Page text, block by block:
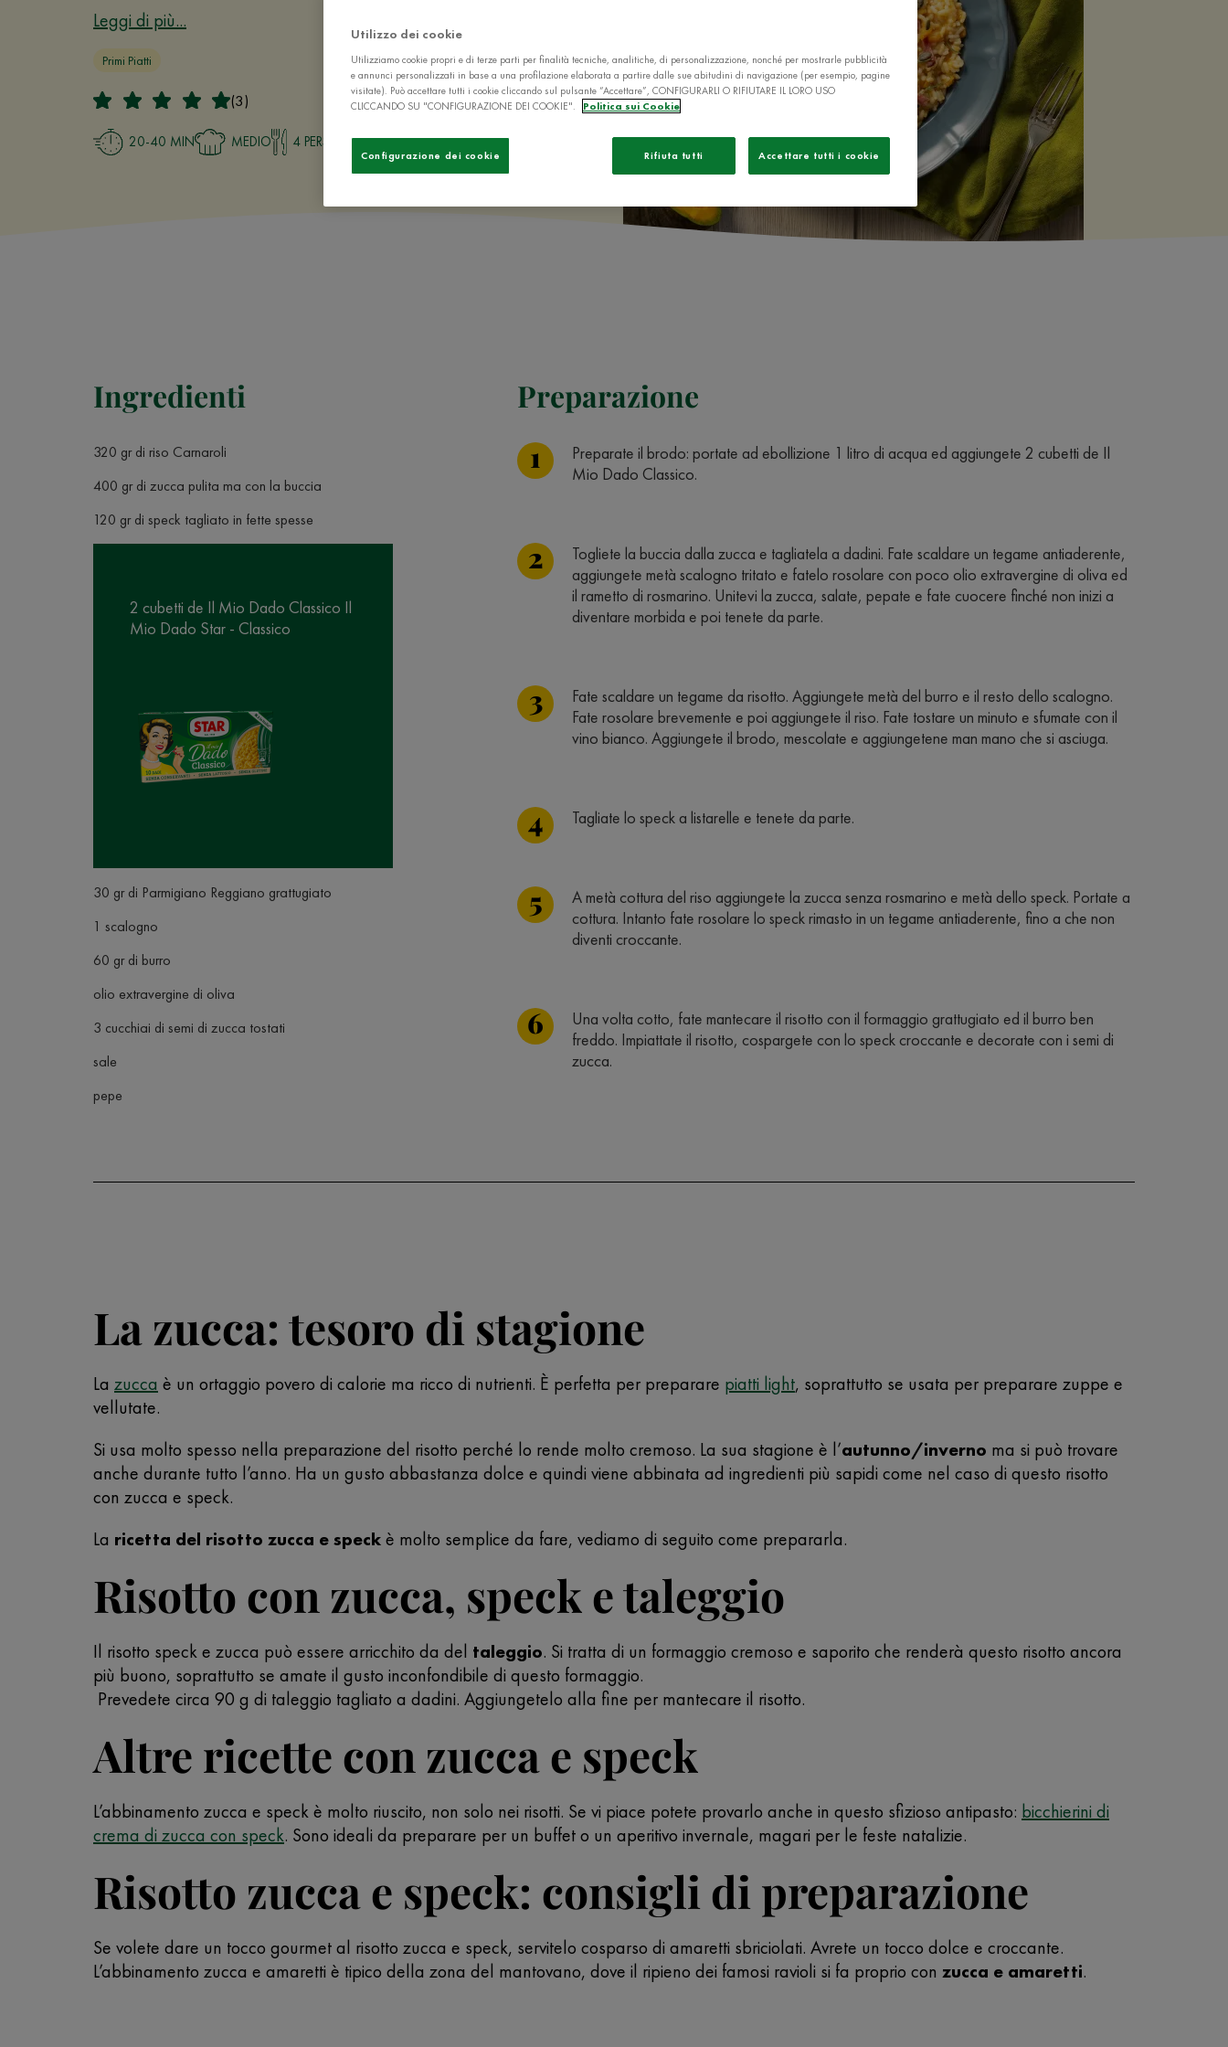
Leggi di più...
Primi Piatti
(3)
20-40 MIN MEDIO 4 PERSONE
Ingredienti
320 gr di riso Carnaroli
400 gr di zucca pulita ma con la buccia
120 gr di speck tagliato in fette spesse
2 cubetti de Il Mio Dado Classico Il
Mio Dado Star - Classico
30 gr di Parmigiano Reggiano grattugiato
1 scalogno
60 gr di burro
olio extravergine di oliva
3 cucchiai di semi di zucca tostati
sale
pepe
Preparazione
Preparate il brodo: portate ad ebollizione 1 litro di acqua ed aggiungete 2 cubetti de Il
Mio Dado Classico.
Togliete la buccia dalla zucca e tagliatela a dadini. Fate scaldare un tegame antiaderente,
aggiungete metà scalogno tritato e fatelo rosolare con poco olio extravergine di oliva ed
il rametto di rosmarino. Unitevi la zucca, salate, pepate e fate cuocere finché non inizi a
diventare morbida e poi tenete da parte.
Fate scaldare un tegame da risotto. Aggiungete metà del burro e il resto dello scalogno.
Fate rosolare brevemente e poi aggiungete il riso. Fate tostare un minuto e sfumate con il
vino bianco. Aggiungete il brodo, mescolate e aggiungetene man mano che si asciuga.
Tagliate lo speck a listarelle e tenete da parte.
A metà cottura del riso aggiungete la zucca senza rosmarino e metà dello speck. Portate a
cottura. Intanto fate rosolare lo speck rimasto in un tegame antiaderente, fino a che non
diventi croccante.
Una volta cotto, fate mantecare il risotto con il formaggio grattugiato ed il burro ben
freddo. Impiattate il risotto, cospargete con lo speck croccante e decorate con i semi di
zucca.
La zucca: tesoro di stagione
La zucca è un ortaggio povero di calorie ma ricco di nutrienti. È perfetta per preparare piatti light, soprattutto se usata per preparare zuppe e
vellutate.
Si usa molto spesso nella preparazione del risotto perché lo rende molto cremoso. La sua stagione è l’autunno/inverno ma si può trovare
anche durante tutto l’anno. Ha un gusto abbastanza dolce e quindi viene abbinata ad ingredienti più sapidi come nel caso di questo risotto
con zucca e speck.
La ricetta del risotto zucca e speckè molto semplice da fare, vediamo di seguito come prepararla.
Risotto con zucca, speck e taleggio
Il risotto speck e zucca può essere arricchito da del taleggio. Si tratta di un formaggio cremoso e saporito che renderà questo risotto ancora
più buono, soprattutto se amate il gusto inconfondibile di questo formaggio.
Prevedete circa 90 g di taleggio tagliato a dadini. Aggiungetelo alla fine per mantecare il risotto.
Altre ricette con zucca e speck
L’abbinamento zucca e speck è molto riuscito, non solo nei risotti. Se vi piace potete provarlo anche in questo sfizioso antipasto: bicchierini di
crema di zucca con speck. Sono ideali da preparare per un buffet o un aperitivo invernale, magari per le feste natalizie.
Risotto zucca e speck: consigli di preparazione
Se volete dare un tocco gourmet al risotto zucca e speck, servitelo cosparso di amaretti sbriciolati. Avrete un tocco dolce e croccante.
L’abbinamento zucca e amaretti è tipico della zona del mantovano, dove il ripieno dei famosi ravioli si fa proprio con zucca e amaretti.
Utilizzo dei cookie
Utilizziamo cookie propri e di terze parti per finalità tecniche, analitiche, di personalizzazione, nonché per mostrarle pubblicità
e annunci personalizzati in base a una profilazione elaborata a partire dalle sue abitudini di navigazione (per esempio, pagine
visitate). Può accettare tutti i cookie cliccando sul pulsante “Accettare”, CONFIGURARLI O RIFIUTARE IL LORO USO
CLICCANDO SU "CONFIGURAZIONE DEI COOKIE".
Politica sui Cookie
Rifiuta tutti Accettare tutti i cookie
Configurazione dei cookie